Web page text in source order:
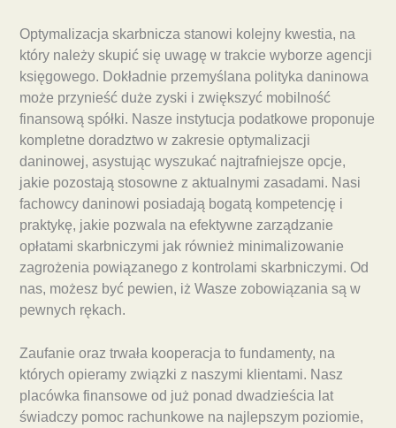
Optymalizacja skarbnicza stanowi kolejny kwestia, na
który należy skupić się uwagę w trakcie wyborze agencji
księgowego. Dokładnie przemyślana polityka daninowa
może przynieść duże zyski i zwiększyć mobilność
finansową spółki. Nasze instytucja podatkowe proponuje
kompletne doradztwo w zakresie optymalizacji
daninowej, asystując wyszukać najtrafniejsze opcje,
jakie pozostają stosowne z aktualnymi zasadami. Nasi
fachowcy daninowi posiadają bogatą kompetencję i
praktykę, jakie pozwala na efektywne zarządzanie
opłatami skarbniczymi jak również minimalizowanie
zagrożenia powiązanego z kontrolami skarbniczymi. Od
nas, możesz być pewien, iż Wasze zobowiązania są w
pewnych rękach.
Zaufanie oraz trwała kooperacja to fundamenty, na
których opieramy związki z naszymi klientami. Nasz
placówka finansowe od już ponad dwadzieścia lat
świadczy pomoc rachunkowe na najlepszym poziomie,